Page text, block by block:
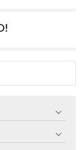
contactan con
en P...